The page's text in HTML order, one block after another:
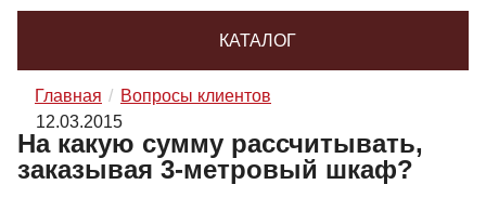
КАТАЛОГ
Главная
Вопросы клиентов
12.03.2015
На какую сумму рассчитывать,
заказывая 3-метровый шкаф?